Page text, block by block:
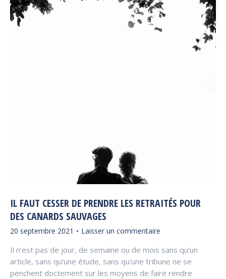
IL FAUT CESSER DE PRENDRE LES RETRAITÉS POUR
DES CANARDS SAUVAGES
20 septembre 2021 Laisser un commentaire
Il n’est pas de jour, de semaine ou de mois sans qu’un
article, sans qu’une étude, sans qu’une tribune ne se
penchent doctement sur les moyens de faire rendre